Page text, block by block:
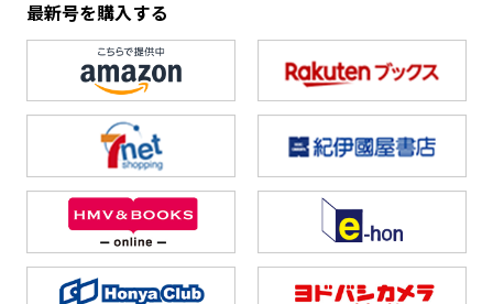
最新号を購入する